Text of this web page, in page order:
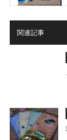
関連記事